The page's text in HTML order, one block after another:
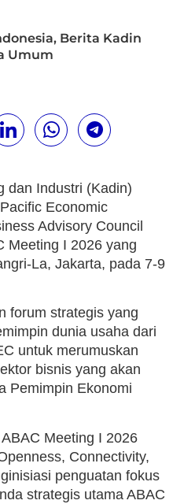
, Berita Kadin
Umum
dan Industri (Kadin)
Economic
Advisory Council
Meeting I 2026 yang
La, Jakarta, pada 7-9
forum strategis yang
dunia usaha dari
untuk merumuskan
bisnis yang akan
Pemimpin Ekonomi
Meeting I 2026
Connectivity,
penguatan fokus
strategis utama ABAC